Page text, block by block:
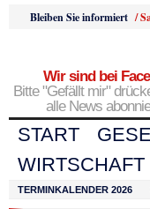
Bleiben Sie informiert /
Wir sind bei
Bitte "Gefällt mir"
alle News
START
WIRTSCHAFT
TERMINKALENDER 2026